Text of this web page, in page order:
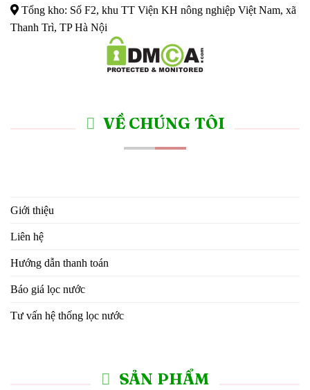
Tổng kho: Số F2, khu TT Viện KH nông nghiệp Việt Nam, xã
Thanh Trì, TP Hà Nội
VỀ CHÚNG TÔI
Giới thiệu
Liên hệ
Hướng dẫn thanh toán
Báo giá lọc nước
Tư vấn hệ thống lọc nước
SẢN PHẨM